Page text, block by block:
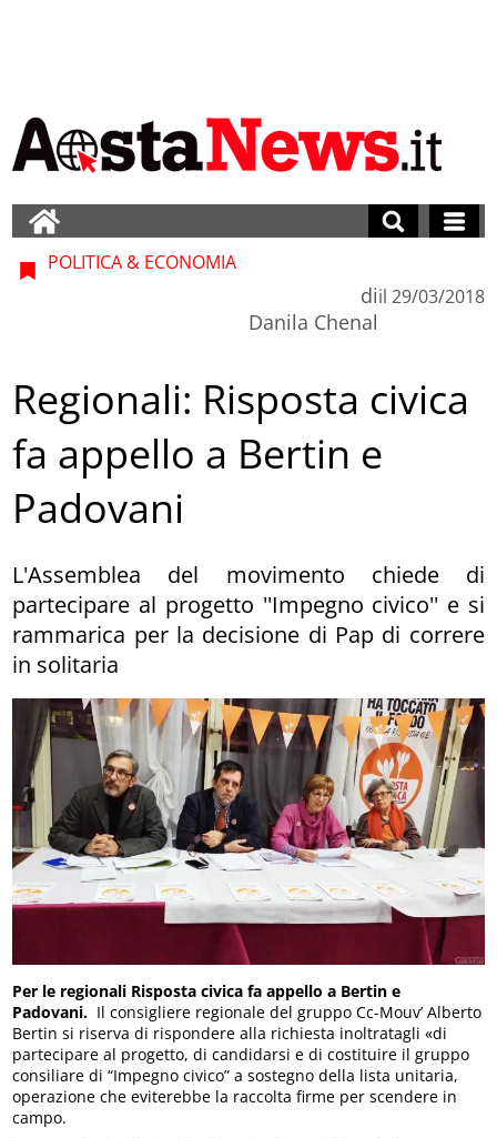
POLITICA & ECONOMIA
di
Danila Chenal
il 29/03/2018
Regionali: Risposta civica
fa appello a Bertin e
Padovani
L'Assemblea del movimento chiede di
partecipare al progetto ''Impegno civico'' e si
rammarica per la decisione di Pap di correre
in solitaria
Per le regionali Risposta civica fa appello a Bertin e
Padovani. Il consigliere regionale del gruppo Cc-Mouv’ Alberto
Bertin si riserva di rispondere alla richiesta inoltratagli «di
partecipare al progetto, di candidarsi e di costituire il gruppo
consiliare di “Impegno civico” a sostegno della lista unitaria,
operazione che eviterebbe la raccolta firme per scendere in
campo.